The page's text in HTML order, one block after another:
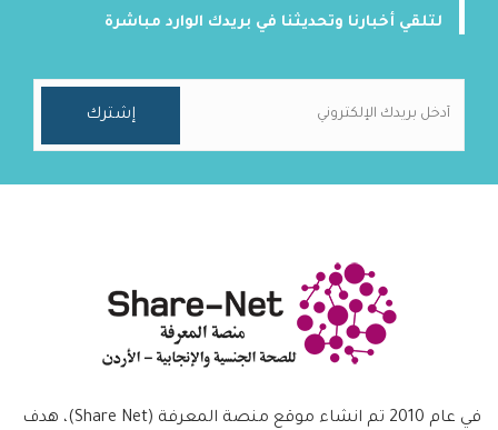
لتلقي أخبارنا وتحديثنا في بريدك الوارد مباشرة
في عام 2010 تم انشاء موقع منصة المعرفة (Share Net)، هدف